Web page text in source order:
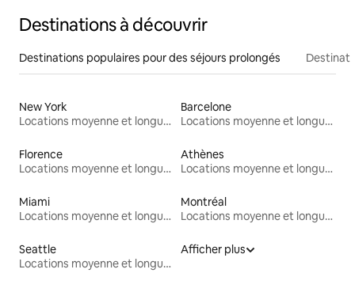
Destinations à découvrir
Destinations populaires pour des séjours prolongés
New York
Locations moyenne et longue durée
Barcelone
Locations moyenne et longue durée
Florence
Locations moyenne et longue durée
Athènes
Locations moyenne et longue durée
Miami
Locations moyenne et longue durée
Montréal
Locations moyenne et longue durée
Seattle
Locations moyenne et longue durée
Afficher plus